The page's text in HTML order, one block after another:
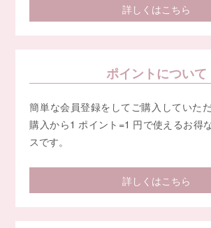
詳しくはこちら
ポイントについて
簡単な会員登録をしてご購入していた
購入から1 ポイント=1 円で使えるお得
スです。
詳しくはこちら